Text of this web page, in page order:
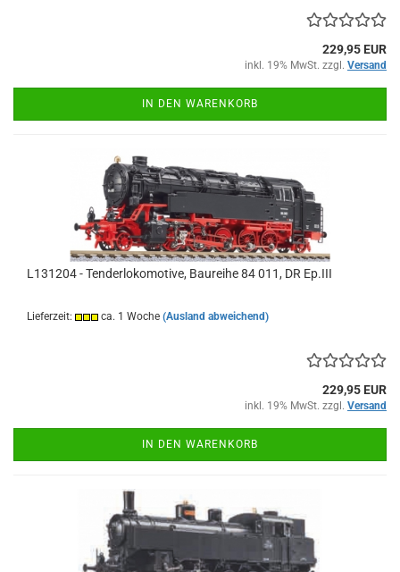
229,95 EUR
inkl. 19% MwSt. zzgl. Versand
IN DEN WARENKORB
L131204 - Tenderlokomotive, Baureihe 84 011, DR Ep.III
Lieferzeit: ca. 1 Woche (Ausland abweichend)
229,95 EUR
inkl. 19% MwSt. zzgl. Versand
IN DEN WARENKORB